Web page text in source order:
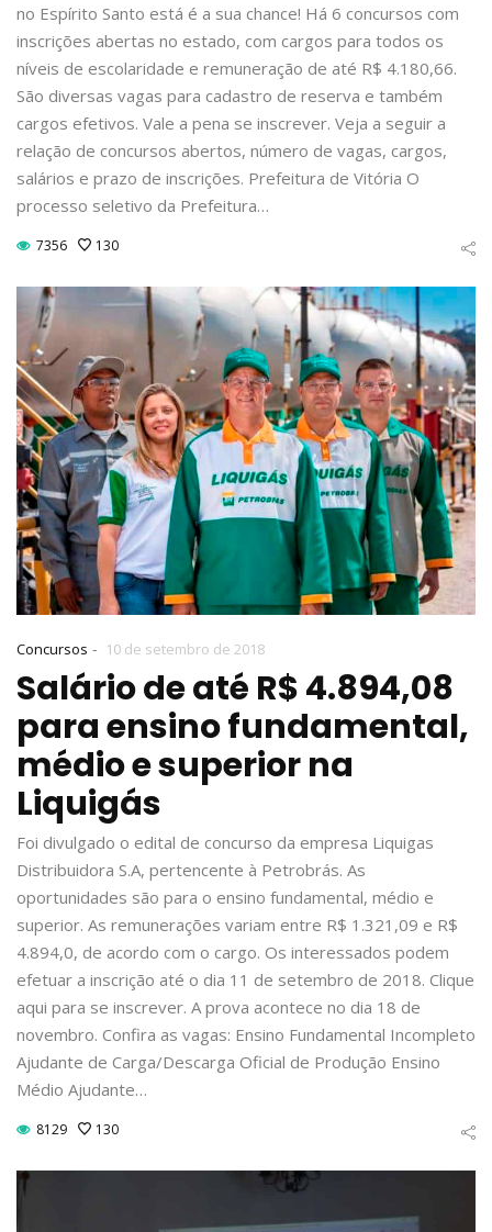
no Espírito Santo está é a sua chance! Há 6 concursos com
inscrições abertas no estado, com cargos para todos os
níveis de escolaridade e remuneração de até R$ 4.180,66.
São diversas vagas para cadastro de reserva e também
cargos efetivos. Vale a pena se inscrever. Veja a seguir a
relação de concursos abertos, número de vagas, cargos,
salários e prazo de inscrições. Prefeitura de Vitória O
processo seletivo da Prefeitura…
7356 130
Concursos - 10 de setembro de 2018
Salário de até R$ 4.894,08
para ensino fundamental,
médio e superior na
Liquigás
Foi divulgado o edital de concurso da empresa Liquigas
Distribuidora S.A, pertencente à Petrobrás. As
oportunidades são para o ensino fundamental, médio e
superior. As remunerações variam entre R$ 1.321,09 e R$
4.894,0, de acordo com o cargo. Os interessados podem
efetuar a inscrição até o dia 11 de setembro de 2018. Clique
aqui para se inscrever. A prova acontece no dia 18 de
novembro. Confira as vagas: Ensino Fundamental Incompleto
Ajudante de Carga/Descarga Oficial de Produção Ensino
Médio Ajudante…
8129 130